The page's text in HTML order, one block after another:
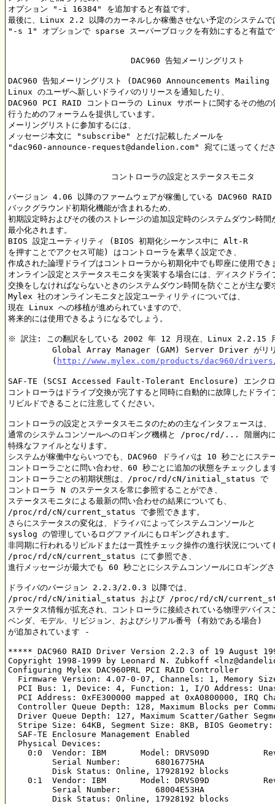
オプション "-i 16384" を追加すると有益です。
最後に、Linux 2.2 以降のカーネルしか稼働させない予定のシステムで
"-s 1" オプションで sparse スーパーブロックを有効にすると有益で
DAC960 告知メーリングリスト (DAC960 Announcements
Linux のユーザへ新しいドライバのリリースを通知したり、
DAC960 PCI RAID コントローラの Linux サポートに関するその他の
行うためのフォーラムを提供しています。
メーリングリストに参加するには、
メッセージ本文に "subscribe" とだけ記載したメールを
"dac960-announce-request@dandelion.com" 宛てに送ってくだ
バージョン 4.06 以降のファームウェアが稼働している DAC960 RAID
バックグラウンド初期化機能が含まれるため、
初期設定時およびその後のストレージの追加設定時のシステムダウン時間
最小化されます。
BIOS 設定ユーティリティ (BIOS 初期化シーケンス中に Alt-R
を押すことでアクセス可能) はコントローラを素早く設定でき、
作成された論理ドライブはコントローラから初期化中でも即座に使用でき
オンライン設定とステータスモニタを実装する場合には、ディスクドライ
交換をしなければならないときのシステムダウン時間を防ぐことが主な要
Mylex 社のオンラインモニタと設定ユーティリティについては、
現在 Linux への移植が進められていますので、
将来的には使用できるようになるでしょう。
※ 訳注: この翻訳をしている 2002 年 12 月現在、Linux 2.2.15
	 (
http://www.mylex.com/products/dac960/